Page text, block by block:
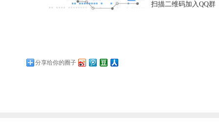
扫描二维码加入QQ群
分享给你的圈子